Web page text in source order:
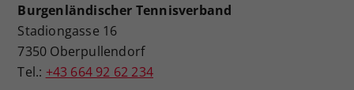
Burgenländischer Tennisverband
Stadiongasse 16
7350 Oberpullendorf
Tel.: +43 664 92 62 234